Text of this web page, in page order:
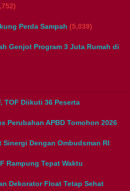
Perda Sampah (5,039)
Genjot Program 3 Juta Rumah di
TOF Diikuti 36 Peserta
Perubahan APBD Tomohon 2026
Dengan Ombudsman RI
Rampung Tepat Waktu
Dekorator Float Tetap Sehat